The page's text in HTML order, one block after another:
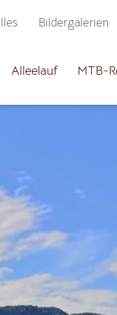
Bildergalerien
Alleelauf MTB-